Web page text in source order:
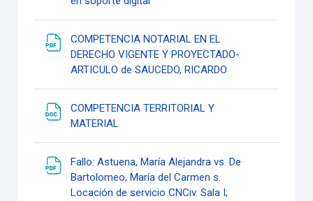
COMPETENCIA NOTARIAL EN EL
DERECHO VIGENTE Y PROYECTADO-
ARTICULO de SAUCEDO, RICARDO
COMPETENCIA TERRITORIAL Y
MATERIAL
Fallo: Astuena, María Alejandra vs. De
Bartolomeo, María del Carmen s.
Locación de servicio CNCiv. Sala I;